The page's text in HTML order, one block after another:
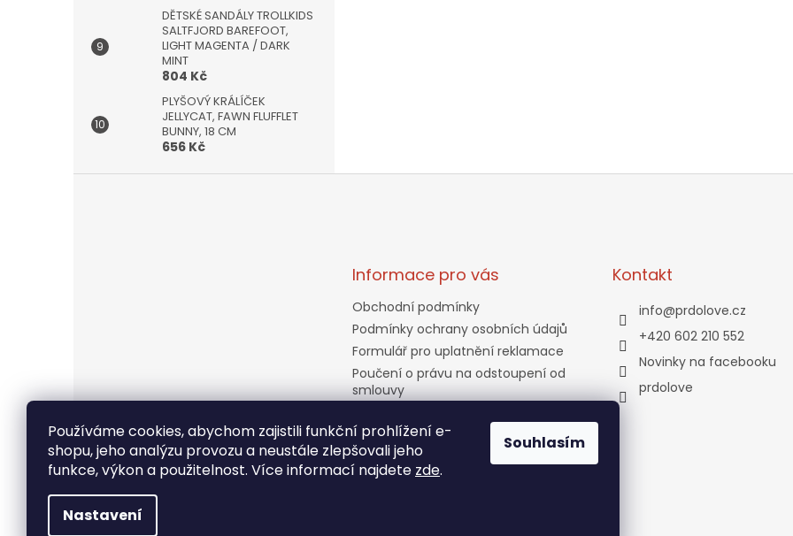
Používáme cookies, abychom zajistili funkční prohlížení e-
shopu, jeho analýzu provozu a neustále zlepšovali jeho
funkce, výkon a použitelnost. Více informací najdete zde.
Nastavení
Souhlasím
DĚTSKÉ SANDÁLY TROLLKIDS
SALTFJORD BAREFOOT,
LIGHT MAGENTA / DARK
MINT
804 Kč
PLYŠOVÝ KRÁLÍČEK
JELLYCAT, FAWN FLUFFLET
BUNNY, 18 CM
656 Kč
Informace pro vás
Obchodní podmínky
Podmínky ochrany osobních údajů
Formulář pro uplatnění reklamace
Poučení o právu na odstoupení od
smlouvy
Věrnostní program
Kontakty
Moje objednávka
Kontakt
info@prdolove.cz
+420 602 210 552
Novinky na facebooku
prdolove